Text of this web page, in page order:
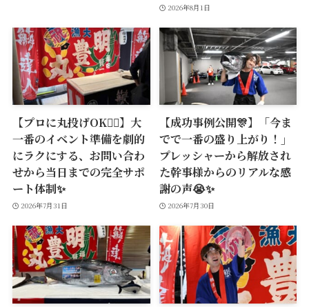
2026年8月1日
【プロに丸投げOK🙆‍♂️】大
一番のイベント準備を劇的
にラクにする、お問い合わ
せから当日までの完全サポ
ート体制✨
2026年7月31日
【成功事例公開🎊】「今ま
でで一番の盛り上がり！」
プレッシャーから解放され
た幹事様からのリアルな感
謝の声😭✨
2026年7月30日